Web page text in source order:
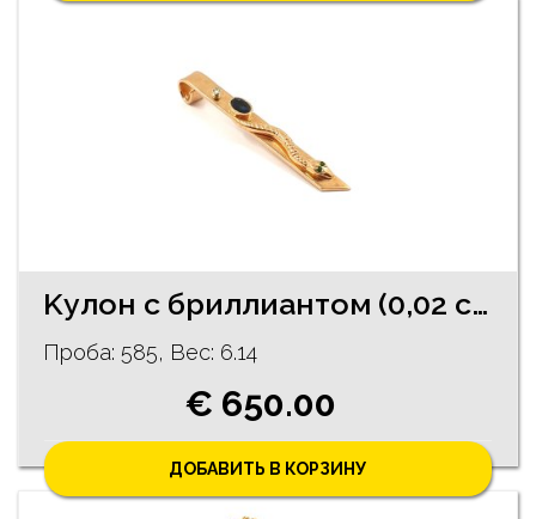
Kулон с бриллиантом (0,02 ct), сапфиром (0,30 ct) и изумрудами (0,01 ct) 7810-0961
Проба: 585, Bес: 6.14
€ 650.00
ДОБАВИТЬ В КОРЗИНУ